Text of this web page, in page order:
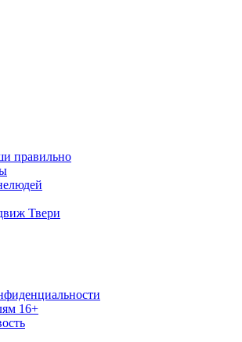
правильно
Твери
16+